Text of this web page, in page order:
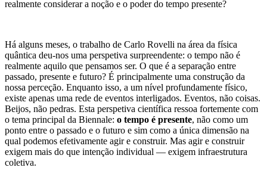
realmente considerar a noção e o poder do tempo presente?
Há alguns meses, o trabalho de Carlo Rovelli na área da física
quântica deu-nos uma perspetiva surpreendente: o tempo não é
realmente aquilo que pensamos ser. O que é a separação entre
passado, presente e futuro? É principalmente uma construção da
nossa perceção. Enquanto isso, a um nível profundamente físico,
existe apenas uma rede de eventos interligados. Eventos, não coisas.
Beijos, não pedras. Esta perspetiva científica ressoa fortemente com
o tema principal da Biennale: o tempo é presente, não como um
ponto entre o passado e o futuro e sim como a única dimensão na
qual podemos efetivamente agir e construir. Mas agir e construir
exigem mais do que intenção individual — exigem infraestrutura
coletiva.